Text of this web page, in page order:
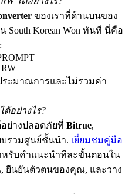
USDT
USDT Bonus
APR
ของเราที่ด้านบนของ
South Korean Won ทันที นี่คือ
ะมาณการและไม่รวมค่า
ด้อย่างไร?
ย่างปลอดภัยที่ Bitrue,
รวมศูนย์ชั้นนำ. เยี่ยมชมคู่มือ
หรับคำแนะนำทีละขั้นตอนใน
, ยืนยันตัวตนของคุณ, และวาง